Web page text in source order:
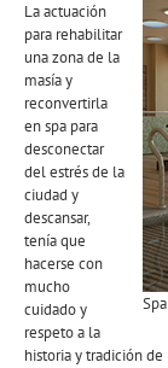
La actuación
para rehabilitar
una zona de la
masía y
reconvertirla
en spa para
desconectar
del estrés de la
ciudad y
descansar,
tenía que
hacerse con
mucho
cuidado y
respeto a la
historia y tradición